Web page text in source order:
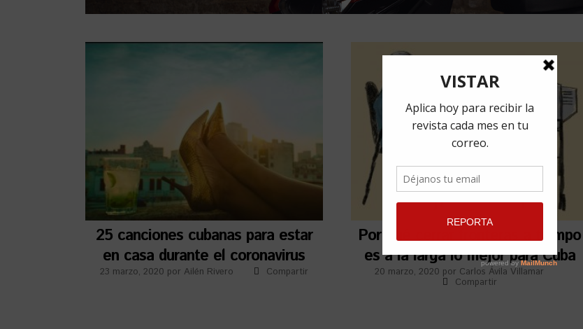
25 canciones cubanas para estar
en casa durante el coronavirus
23 marzo, 2020 por Ailén Rivero Compartir
Por qué cerrar fronteras a tiempo
es a la larga lo mejor para Cuba
20 marzo, 2020 por Carlos Ávila Villamar
Compartir